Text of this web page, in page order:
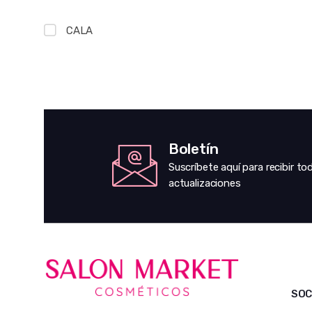
CALA
Boletín
Suscríbete aquí para recibir
actualizaciones